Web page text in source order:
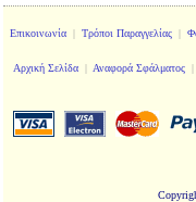
Επικοινωνία| Τρόποι Παραγγελίας|
Αρχική Σελίδα | Αναφορά Σφάλματος |